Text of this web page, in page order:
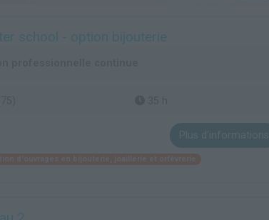
school - option bijouterie
Plus d'informations